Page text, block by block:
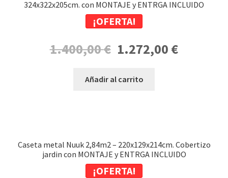
324x322x205cm. con MONTAJE y ENTRGA INCLUIDO
¡OFERTA!
1.400,00€ El
precio
era:
1.272,00 €El
Añadir al carrito
Caseta metal Nuuk 2,84m2 – 220x129x214cm. Cobertizo
jardin con MONTAJE y ENTRGA INCLUIDO
¡OFERTA!